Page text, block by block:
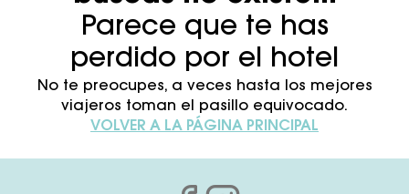
Parece que te has
perdido por el hotel
No te preocupes, a veces hasta los mejores
viajeros toman el pasillo equivocado.
VOLVER A LA PÁGINA PRINCIPAL